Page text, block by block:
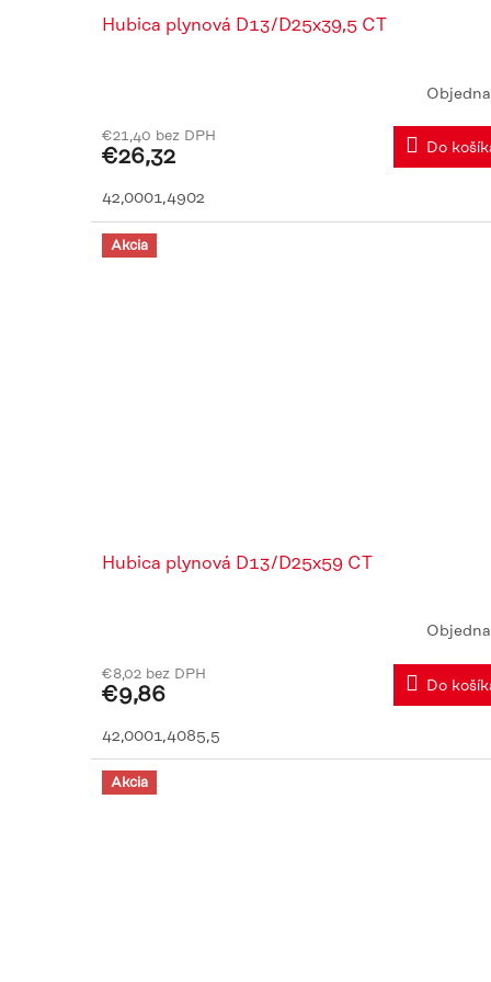
Hubica plynová D13/D25x39,5 CT
€21,40 bez DPH
€26,32 Do
42,0001,4902
Akcia
Hubica plynová D13/D25x59 CT
€8,02 bez DPH
€9,86 Do
42,0001,4085,5
Akcia